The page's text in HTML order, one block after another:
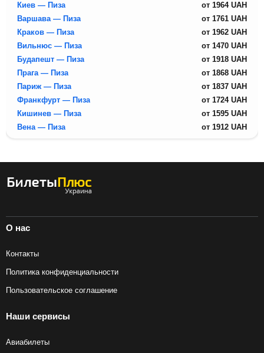
Киев — Пиза от 1964 UAH
Варшава — Пиза
от 1761 UAH
Краков — Пиза
от 1962 UAH
Вильнюс — Пиза
от 1470 UAH
Будапешт — Пиза
от 1918 UAH
Прага — Пиза
от 1868 UAH
Париж — Пиза
от 1837 UAH
Франкфурт — Пиза
от 1724 UAH
Кишинев — Пиза
от 1595 UAH
Вена — Пиза
от 1912 UAH
О нас
Контакты
Политика конфиденциальности
Пользовательское соглашение
Наши сервисы
Авиабилеты